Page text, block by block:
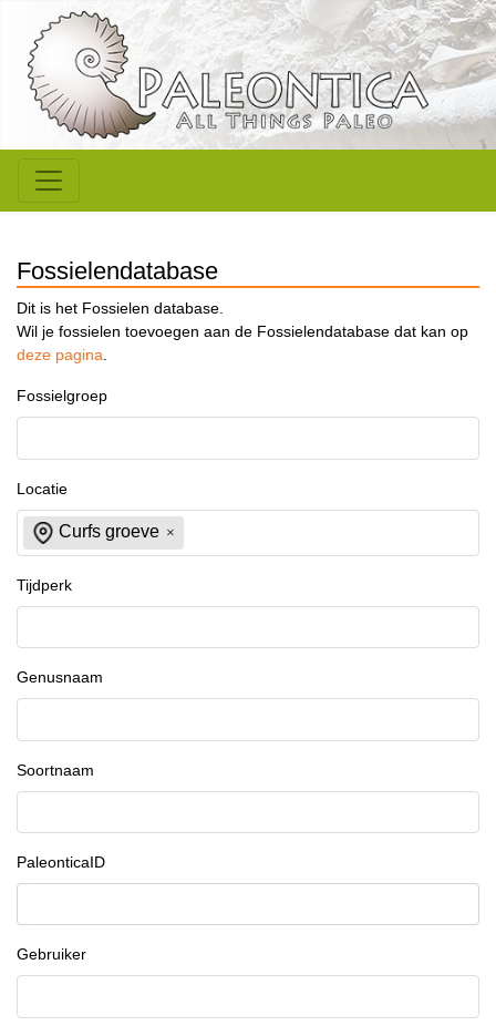
Fossielendatabase
Dit is het Fossielen database.
Wil je fossielen toevoegen aan de Fossielendatabase dat kan op
deze pagina.
Fossielgroep
Locatie
Curfs groeve
Tijdperk
Genusnaam
Soortnaam
PaleonticaID
Gebruiker